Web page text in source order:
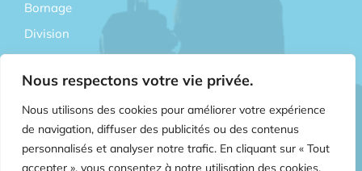
Nous respectons votre vie privée.
Nous utilisons des cookies pour améliorer votre expérience
de navigation, diffuser des publicités ou des contenus
personnalisés et analyser notre trafic. En cliquant sur « Tout
accepter », vous consentez à notre utilisation des cookies.
Bornage
Division
Copropriété
Relevés 3D et Architecturaux
Maîtrise d’œuvre VRD
Expertise
Lexique